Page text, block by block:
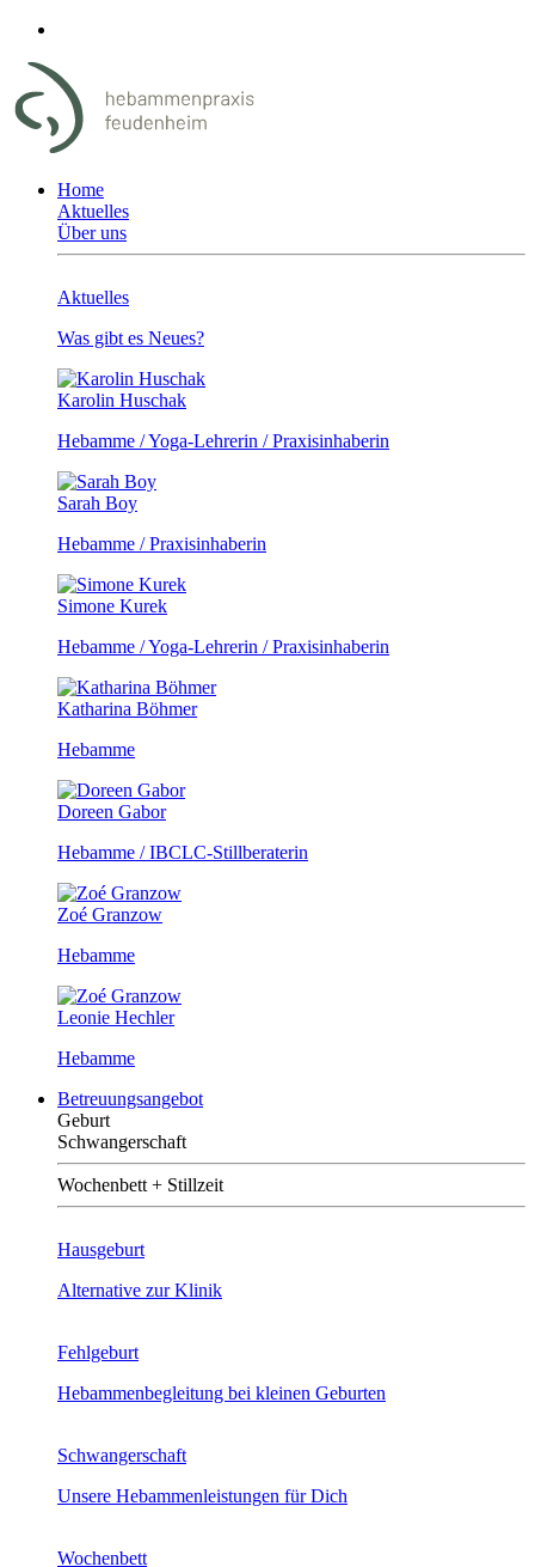
Home
Aktuelles
Über uns
Aktuelles
Was gibt es Neues?
Karolin Huschak
Hebamme / Yoga-Lehrerin / Praxisinhaberin
Sarah Boy
Hebamme / Praxisinhaberin
Simone Kurek
Hebamme / Yoga-Lehrerin / Praxisinhaberin
Katharina Böhmer
Hebamme
Doreen Gabor
Hebamme / IBCLC-Stillberaterin
Zoé Granzow
Hebamme
Leonie Hechler
Hebamme
Betreuungsangebot
Geburt
Schwangerschaft
Wochenbett + Stillzeit
Hausgeburt
Alternative zur Klinik
Fehlgeburt
Hebammenbegleitung bei kleinen Geburten
Schwangerschaft
Unsere Hebammenleistungen für Dich
Wochenbett